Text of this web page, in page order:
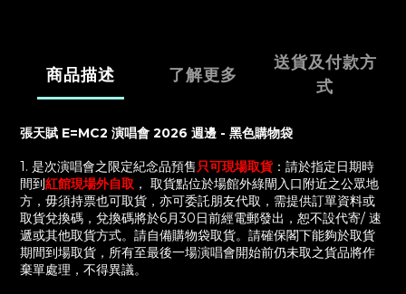
商品描述 了解更多
送貨及付款方
式
張天賦 E=MC2 演唱會 2026 週邊 - 黑色購物袋
1. 是次演唱會之限定紀念品預售只可現場取貨： 請於指定日期時
間到紅館現場外自取 ， 取貨點位於場館外綠閘入口附近之公眾地
方，毋須持票也可取貨，亦可委託朋友代取，需提供訂單資料或
取貨兌換碼， 兌換碼將於6月30日前經電郵發出， 恕不設代寄/ 速
遞或其他取貨方式。請自備購物袋取貨。 請確保閣下能夠於取貨
期間到場取貨，所有至最後一場演唱會開始前仍未取之貨品將作
棄單處理，不得異議。